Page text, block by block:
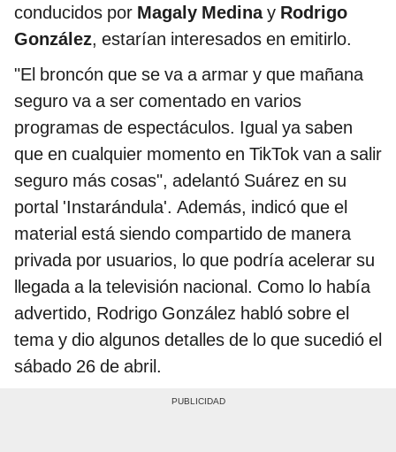
conducidos por Magaly Medinay Rodrigo
González, estarían interesados en emitirlo.
"El broncón que se va a armar y que mañana
seguro va a ser comentado en varios
programas de espectáculos. Igual ya saben
que en cualquier momento en TikTok van a salir
seguro más cosas", adelantó Suárez en su
portal 'Instarándula'. Además, indicó que el
material está siendo compartido de manera
privada por usuarios, lo que podría acelerar su
llegada a la televisión nacional. Como lo había
advertido, Rodrigo González habló sobre el
tema y dio algunos detalles de lo que sucedió el
sábado 26 de abril.